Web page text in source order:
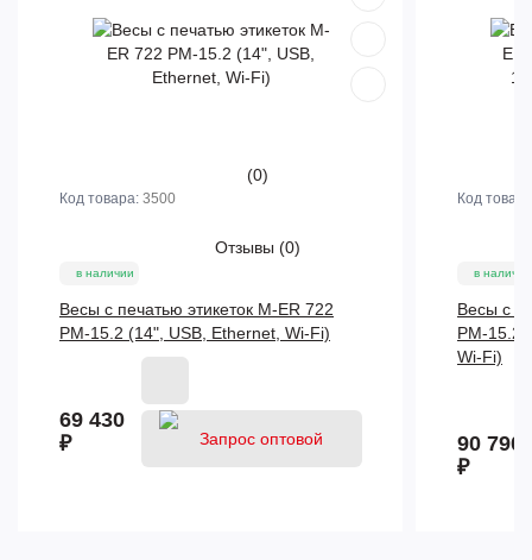
(0)
Код товара: 3500
Отзывы (0)
в наличии
Весы с печатью этикеток M-ER 722
PM-15.2 (14", USB, Ethernet, Wi-Fi)
69 430
₽
Код
в наличии
Весы с
PM-15.2
Wi-Fi)
90 790
₽